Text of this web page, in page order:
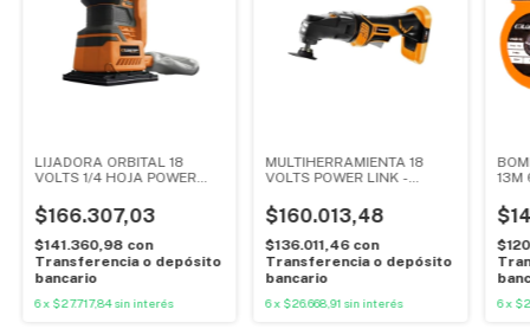
LIJADORA ORBITAL 18
VOLTS 1/4 HOJA POWER
$166.307,03
$141.360,98 con
Transferencia o depósito
bancario
6x $27.717,84 sin interés
MULTIHERRAMIENTA 18
VOLTS POWER LINK -
$160.013,48
$136.011,46 con
Transferencia o depósito
bancario
6x $26.668,91 sin interés
13M
6x